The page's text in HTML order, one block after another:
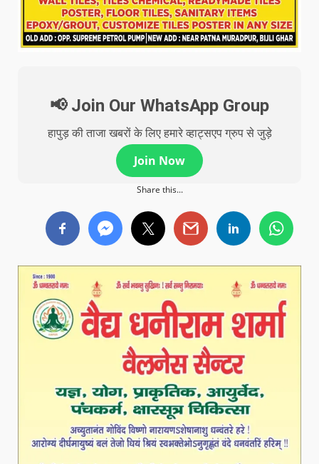
📢 Join Our WhatsApp Group
हापुड़ की ताजा खबरों के लिए हमारे व्हाट्सएप ग्रुप से जुड़े
Join Now
Share this...